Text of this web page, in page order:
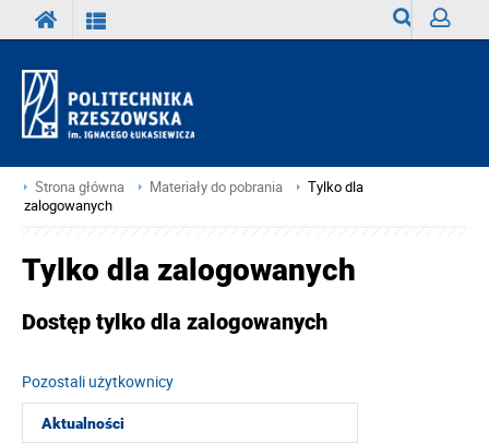
Strona główna Materiały do pobrania
Tylko dla
zalogowanych
Aktualności
Tylko dla zalogowanych
Dostęp tylko dla zalogowanych
Pozostali użytkownicy